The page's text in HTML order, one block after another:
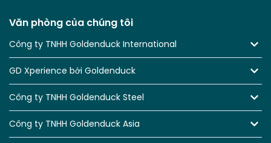
Văn phòng của chúng tôi
Công ty TNHH Goldenduck International
GD Xperience bởi Goldenduck
Công ty TNHH Goldenduck Steel
Công ty TNHH Goldenduck Asia